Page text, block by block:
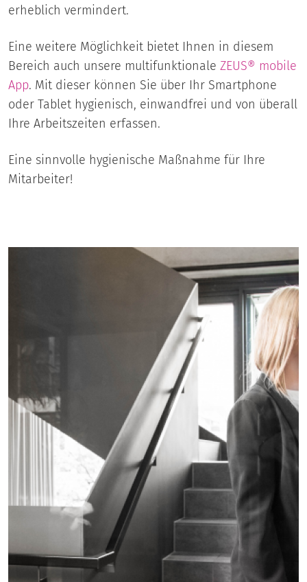
erheblich vermindert.
Eine weitere Möglichkeit bietet Ihnen in diesem
Bereich auch unsere multifunktionale ZEUS® mobile
App. Mit dieser können Sie über Ihr Smartphone
oder Tablet hygienisch, einwandfrei und von überall
Ihre Arbeitszeiten erfassen.
Eine sinnvolle hygienische Maßnahme für Ihre
Mitarbeiter!